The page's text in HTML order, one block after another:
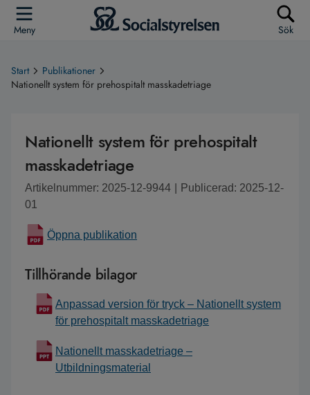
Meny Sök
Start
Publikationer
Nationellt system för prehospitalt masskadetriage
Nationellt system för prehospitalt
masskadetriage
Artikelnummer: 2025-12-9944
Publicerad: 2025-12-
01
Öppna publikation
Tillhörande bilagor
Anpassad version för tryck – Nationellt system
för prehospitalt masskadetriage
Nationellt masskadetriage –
Utbildningsmaterial